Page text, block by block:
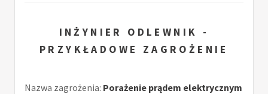
INŻYNIER ODLEWNIK -
PRZYKŁADOWE ZAGROŻENIE
Nazwa zagrożenia: Porażenie prądem elektrycznym